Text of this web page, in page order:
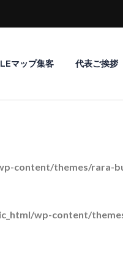
マップ集客 代表ご挨拶
content/themes/rara-
wp-content/